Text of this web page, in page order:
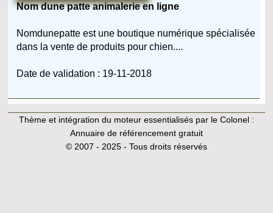
Nom dune patte animalerie en ligne
Nomdunepatte est une boutique numérique spécialisée
dans la vente de produits pour chien....
Date de validation : 19-11-2018
Thème et intégration du moteur essentialisés par le Colonel :
Annuaire de référencement gratuit
© 2007 - 2025 - Tous droits réservés